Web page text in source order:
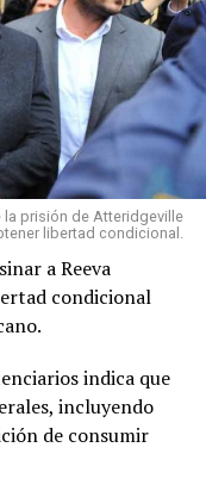
la prisión de Atteridgeville
libertad condicional.
a Reeva
condicional
indica que
incluyendo
de consumir